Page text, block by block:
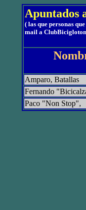
Apuntados
( las que personas
mail a
Amparo, Batallas
Fernando
Paco "Non Stop",